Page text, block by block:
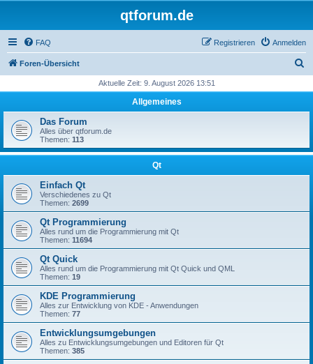
qtforum.de
FAQ Anmelden
Registrieren
Foren-Übersicht
h
Aktuelle Zeit: 9. August 2026 13:51
Allgemeines
Das Forum
Alles über qtforum.de
Themen: 113
Qt
Einfach Qt
Verschiedenes zu Qt
Themen: 2699
Qt Programmierung
Alles rund um die Programmierung mit Qt
Themen: 11694
Qt Quick
Alles rund um die Programmierung mit Qt Quick und QML
Themen: 19
KDE Programmierung
Alles zur Entwicklung von KDE - Anwendungen
Themen: 77
Entwicklungsumgebungen
Alles zu Entwicklungsumgebungen und Editoren für Qt
Themen: 385